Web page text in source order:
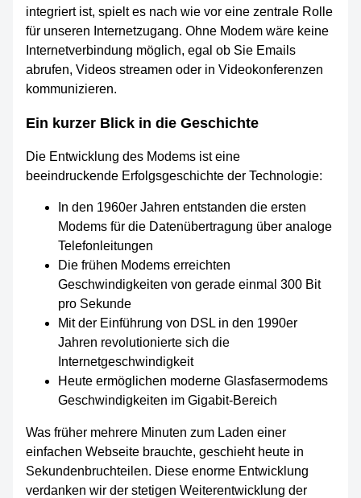
integriert ist, spielt es nach wie vor eine zentrale Rolle
für unseren Internetzugang. Ohne Modem wäre keine
Internetverbindung möglich, egal ob Sie Emails
abrufen, Videos streamen oder in Videokonferenzen
kommunizieren.
Ein kurzer Blick in die Geschichte
Die Entwicklung des Modems ist eine
beeindruckende Erfolgsgeschichte der Technologie:
In den 1960er Jahren entstanden die ersten
Modems für die Datenübertragung über analoge
Telefonleitungen
Die frühen Modems erreichten
Geschwindigkeiten von gerade einmal 300 Bit
pro Sekunde
Mit der Einführung von DSL in den 1990er
Jahren revolutionierte sich die
Internetgeschwindigkeit
Heute ermöglichen moderne Glasfasermodems
Geschwindigkeiten im Gigabit-Bereich
Was früher mehrere Minuten zum Laden einer
einfachen Webseite brauchte, geschieht heute in
Sekundenbruchteilen. Diese enorme Entwicklung
verdanken wir der stetigen Weiterentwicklung der